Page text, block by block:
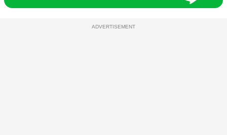
ADVERTISEMENT